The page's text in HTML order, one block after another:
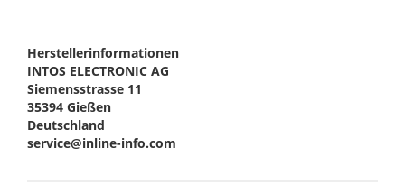
Herstellerinformationen
INTOS ELECTRONIC AG
Siemensstrasse 11
35394 Gießen
Deutschland
service@inline-info.com